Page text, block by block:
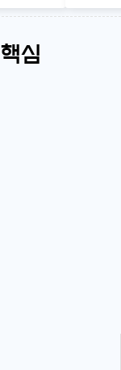
핵심